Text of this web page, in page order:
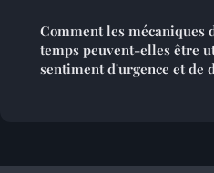
Comment les mécaniques
temps peuvent-elles être
sentiment d'urgence et de